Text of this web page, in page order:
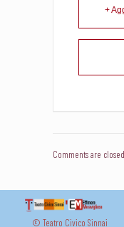
+
Comments are closed.
© Teatro Civico Sinnai